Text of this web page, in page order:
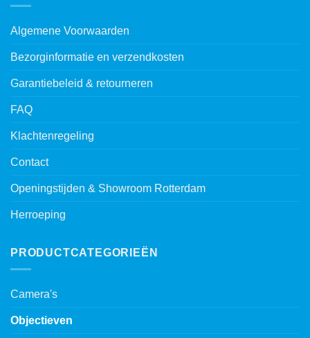
Algemene Voorwaarden
Bezorginformatie en verzendkosten
Garantiebeleid & retourneren
FAQ
Klachtenregeling
Contact
Openingstijden & Showroom Rotterdam
Herroeping
PRODUCTCATEGORIEËN
Camera's
Objectieven